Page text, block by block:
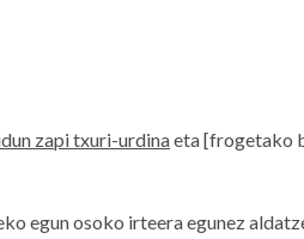
zapi txuri-urdinaeta [frogetako
egun osoko irteera egunez